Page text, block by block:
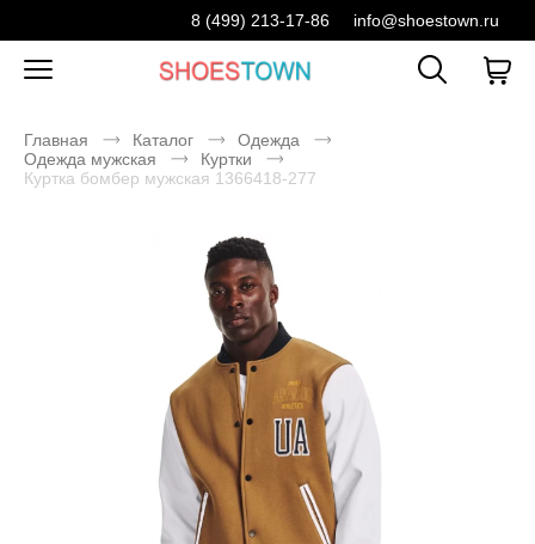
8 (499) 213-17-86 info@shoestown.ru
Главная Каталог
Одежда
Одежда мужская
Куртки
Куртка бомбер мужская 1366418-277